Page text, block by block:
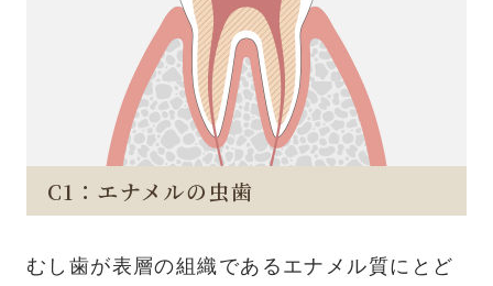
C1：エナメルの虫歯
むし歯が表層の組織であるエナメル質にとど